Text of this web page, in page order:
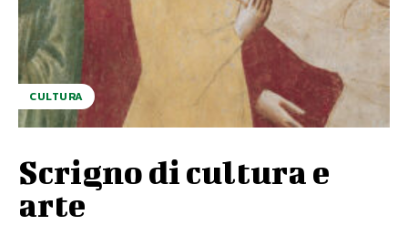
CULTURA
Scrigno di cultura e
arte